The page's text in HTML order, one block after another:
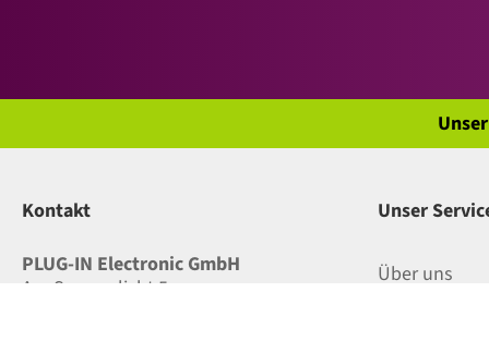
Kontakt
PLUG-IN Electronic GmbH
Am Sonnenlicht 5
Unser
Über uns